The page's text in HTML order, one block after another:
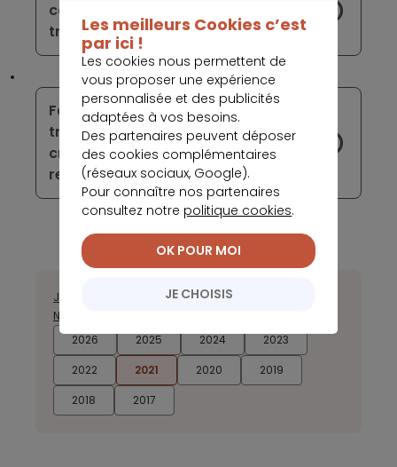
conquis par Boursorama au premier
trimestre 2021
Face à la concurrence, les banques
traditionnelles comptent sur le
créneau offert par la reprise pour
renforcer leur notoriété
2026 2025 2024
2023
2022
2021 2020
2019
2018
2017
Janvier AvrilJuilletAoûtSeptembre
Novembre
Les meilleurs Cookies c’est
par ici !
Les cookies nous permettent de
vous proposer une expérience
personnalisée et des publicités
adaptées à vos besoins.
Des partenaires peuvent déposer
des cookies complémentaires
(réseaux sociaux, Google).
Pour connaître nos partenaires
consultez notre politique cookies.
JE CHOISIS
OK POUR MOI